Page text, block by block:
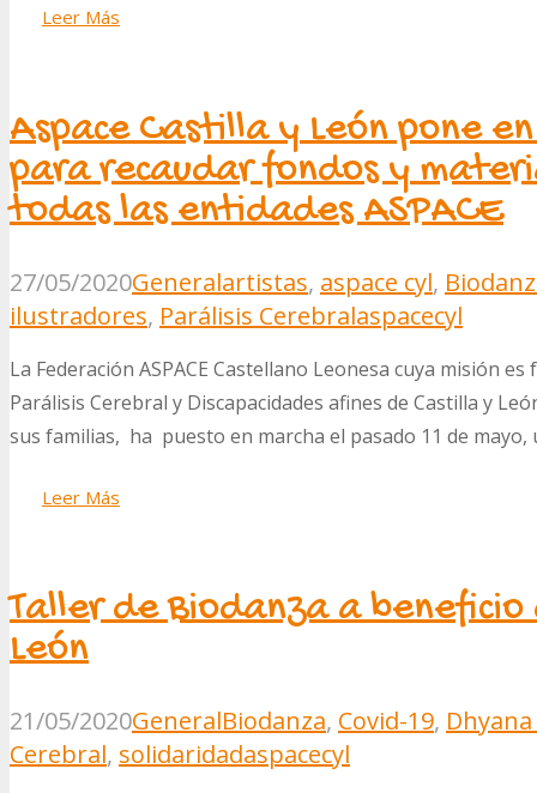
Leer Más
Aspace Castilla y León pone
para recaudar fondos y
todas las entidades ASPACE
27/05/2020Generalartistas, aspace cyl,
ilustradores, Parálisis Cerebralaspacecyl
La Federación ASPACE Castellano Leonesa cuya misión
Parálisis Cerebral y Discapacidades afines de Castilla y
sus familias, ha puesto en marcha el pasado 11 de
Leer Más
Taller de Biodanza a
León
21/05/2020GeneralBiodanza, Covid-19,
Cerebral, solidaridadaspacecyl